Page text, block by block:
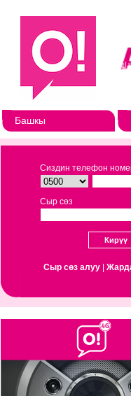
Башкы
Сиздин телефон
Сыр сөз
Сыр сөз алуу